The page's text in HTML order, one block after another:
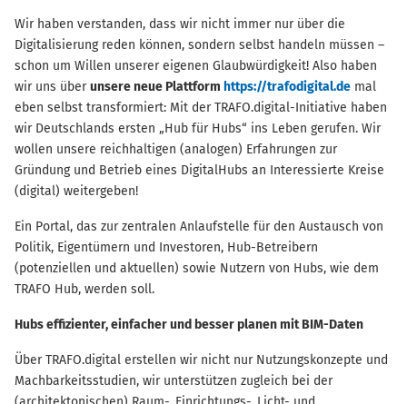
Wir haben verstanden, dass wir nicht immer nur über die
Digitalisierung reden können, sondern selbst handeln müssen –
schon um Willen unserer eigenen Glaubwürdigkeit! Also haben
wir uns überunsere neue Plattform https://trafodigital.de mal
eben selbst transformiert: Mit der TRAFO.digital-Initiative haben
wir Deutschlands ersten „Hub für Hubs“ ins Leben gerufen. Wir
wollen unsere reichhaltigen (analogen) Erfahrungen zur
Gründung und Betrieb eines DigitalHubs an Interessierte Kreise
(digital) weitergeben!
Ein Portal, das zur zentralen Anlaufstelle für den Austausch von
Politik, Eigentümern und Investoren, Hub-Betreibern
(potenziellen und aktuellen) sowie Nutzern von Hubs, wie dem
TRAFO Hub, werden soll.
Hubs effizienter, einfacher und besser planen mit BIM-Daten
Über TRAFO.digital erstellen wir nicht nur Nutzungskonzepte und
Machbarkeitsstudien, wir unterstützen zugleich bei der